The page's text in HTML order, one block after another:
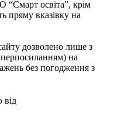
“Смарт освіта”, крім
пряму вказівку на
дозволено лише з
на
без погодження з
від